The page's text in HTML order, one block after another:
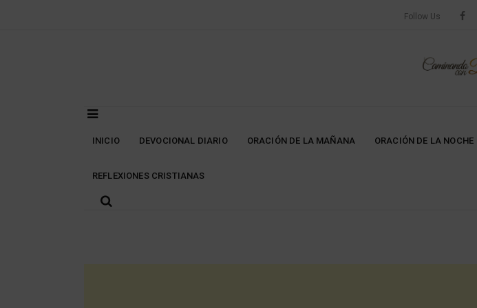
Follow Us
INICIO DEVOCIONAL DIARIO ORACIÓN DE LA MAÑANA ORACIÓN DE LA NOCHE
REFLEXIONES CRISTIANAS